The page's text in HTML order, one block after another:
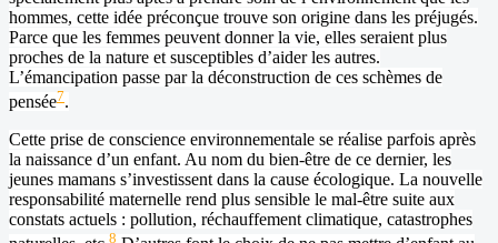
hommes, cette idée préconçue trouve son origine dans les préjugés.
Parce que les femmes peuvent donner la vie, elles seraient plus
proches de la nature et susceptibles d’aider les autres.
L’émancipation passe par la déconstruction de ces schèmes de
pensée7.
Cette prise de conscience environnementale se réalise parfois après
la naissance d’un enfant. Au nom du bien-être de ce dernier, les
jeunes mamans s’investissent dans la cause écologique. La nouvelle
responsabilité maternelle rend plus sensible le mal-être suite aux
constats actuels : pollution, réchauffement climatique, catastrophes
8